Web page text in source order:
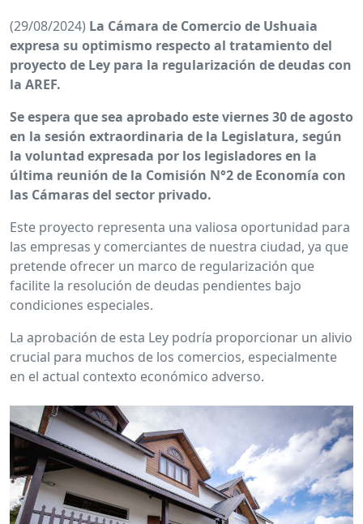
(29/08/2024) La Cámara de Comercio de Ushuaia
expresa su optimismo respecto al tratamiento del
proyecto de Ley para la regularización de deudas con
la AREF.
Se espera que sea aprobado este viernes 30 de agosto
en la sesión extraordinaria de la Legislatura, según
la voluntad expresada por los legisladores en la
última reunión de la Comisión N°2 de Economía con
las Cámaras del sector privado.
Este proyecto representa una valiosa oportunidad para
las empresas y comerciantes de nuestra ciudad, ya que
pretende ofrecer un marco de regularización que
facilite la resolución de deudas pendientes bajo
condiciones especiales.
La aprobación de esta Ley podría proporcionar un alivio
crucial para muchos de los comercios, especialmente
en el actual contexto económico adverso.